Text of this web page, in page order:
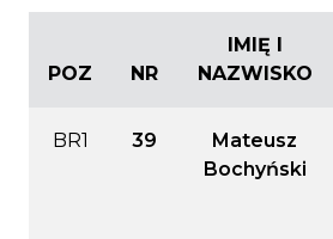
POZ NR
IMIĘ I
NAZWISKO
BR1 39
Mateusz
Bochyński